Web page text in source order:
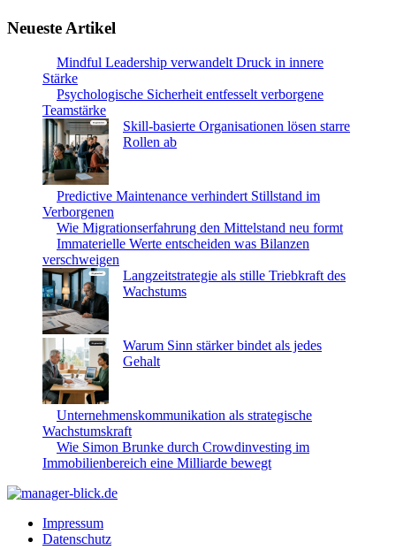
Neueste Artikel
Mindful Leadership verwandelt Druck in innere
Stärke
Psychologische Sicherheit entfesselt verborgene
Teamstärke
Skill-basierte Organisationen lösen starre
Rollen ab
Predictive Maintenance verhindert Stillstand im
Verborgenen
Wie Migrationserfahrung den Mittelstand neu formt
Immaterielle Werte entscheiden was Bilanzen
verschweigen
Langzeitstrategie als stille Triebkraft des
Wachstums
Warum Sinn stärker bindet als jedes
Gehalt
Unternehmenskommunikation als strategische
Wachstumskraft
Wie Simon Brunke durch Crowdinvesting im
Immobilienbereich eine Milliarde bewegt
Impressum
Datenschutz